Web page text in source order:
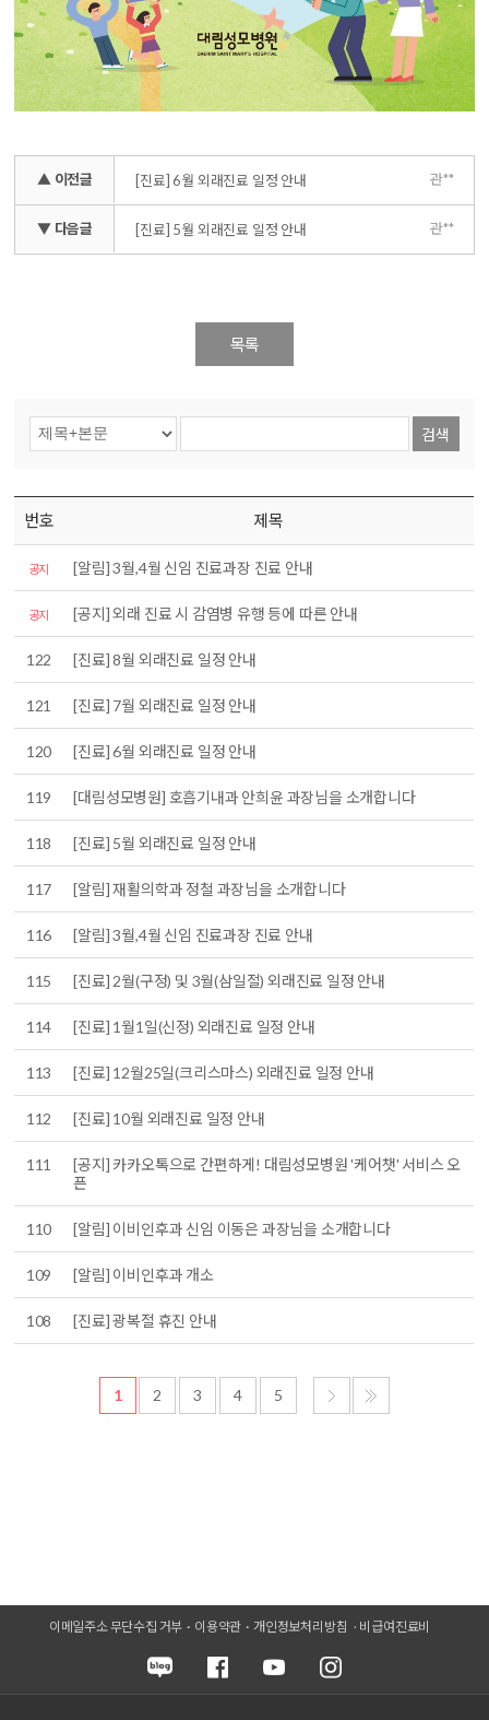
▲ 이전글 [진료] 6월 외래진료 일정 안내 관**
▼ 다음글 [진료] 5월 외래진료 일정 안내 관**
목록
검색
번호 제목
공지 [알림] 3월,4월 신임 진료과장 진료 안내
공지 [공지] 외래 진료 시 감염병 유행 등에 따른 안내
122 [진료] 8월 외래진료 일정 안내
121 [진료] 7월 외래진료 일정 안내
120 [진료] 6월 외래진료 일정 안내
119 [대림성모병원] 호흡기내과 안희윤 과장님을 소개합니다
118 [진료] 5월 외래진료 일정 안내
117 [알림] 재활의학과 정철 과장님을 소개합니다
116 [알림] 3월,4월 신임 진료과장 진료 안내
115 [진료] 2월(구정) 및 3월(삼일절) 외래진료 일정 안내
114 [진료] 1월1일(신정) 외래진료 일정 안내
113 [진료] 12월25일(크리스마스) 외래진료 일정 안내
112 [진료] 10월 외래진료 일정 안내
111
[공지] 카카오톡으로 간편하게! 대림성모병원 '케어챗' 서비스 오
픈
110 [알림] 이비인후과 신임 이동은 과장님을 소개합니다
109 [알림] 이비인후과 개소
108 [진료] 광복절 휴진 안내
1 2 3 4 5
이메일주소 무단수집 거부 이용약관 개인정보처리방침 비급여진료비